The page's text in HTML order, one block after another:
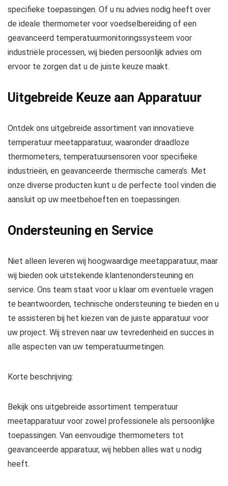
specifieke toepassingen. Of u nu advies nodig heeft over
de ideale thermometer voor voedselbereiding of een
geavanceerd temperatuurmonitoringssysteem voor
industriële processen, wij bieden persoonlijk advies om
ervoor te zorgen dat u de juiste keuze maakt.
Uitgebreide Keuze aan Apparatuur
Ontdek ons uitgebreide assortiment van innovatieve
temperatuur meetapparatuur, waaronder draadloze
thermometers, temperatuursensoren voor specifieke
industrieën, en geavanceerde thermische camera’s. Met
onze diverse producten kunt u de perfecte tool vinden die
aansluit op uw meetbehoeften en toepassingen.
Ondersteuning en Service
Niet alleen leveren wij hoogwaardige meetapparatuur, maar
wij bieden ook uitstekende klantenondersteuning en
service. Ons team staat voor u klaar om eventuele vragen
te beantwoorden, technische ondersteuning te bieden en u
te assisteren bij het kiezen van de juiste apparatuur voor
uw project. Wij streven naar uw tevredenheid en succes in
alle aspecten van uw temperatuurmetingen.
Korte beschrijving:
Bekijk ons uitgebreide assortiment temperatuur
meetapparatuur voor zowel professionele als persoonlijke
toepassingen. Van eenvoudige thermometers tot
geavanceerde apparatuur, wij hebben alles wat u nodig
heeft.